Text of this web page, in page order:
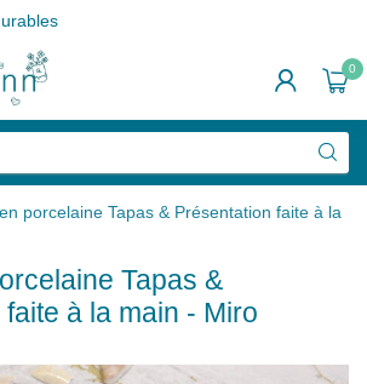
0
porcelaine Tapas & Présentation faite à la
Tapas &
à la main - Miro